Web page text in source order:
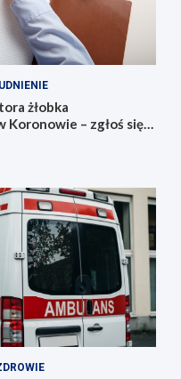
żłobka
Koronowie – zgłoś się